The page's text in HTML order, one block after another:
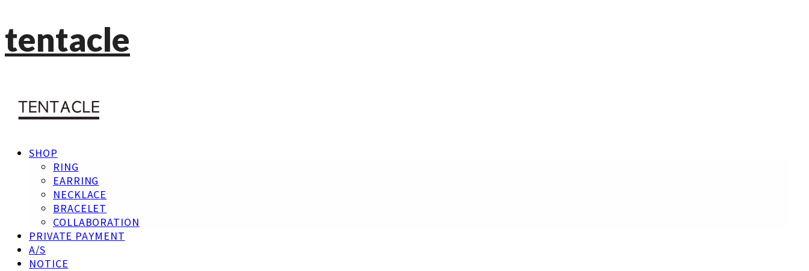
tentacle
SHOP
RING
EARRING
NECKLACE
BRACELET
COLLABORATION
PRIVATE PAYMENT
A/S
NOTICE